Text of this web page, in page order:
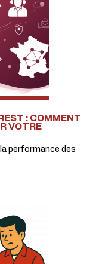
: COMMENT
VOTRE
performance des